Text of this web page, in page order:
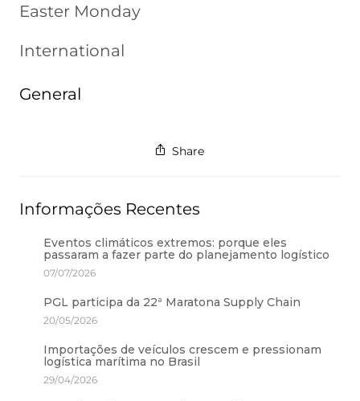
Easter Monday
International
General
Share
Informações Recentes
Eventos climáticos extremos: porque eles
passaram a fazer parte do planejamento logístico
07/07/2026
PGL participa da 22ª Maratona Supply Chain
20/05/2026
Importações de veículos crescem e pressionam
logística marítima no Brasil
29/04/2026